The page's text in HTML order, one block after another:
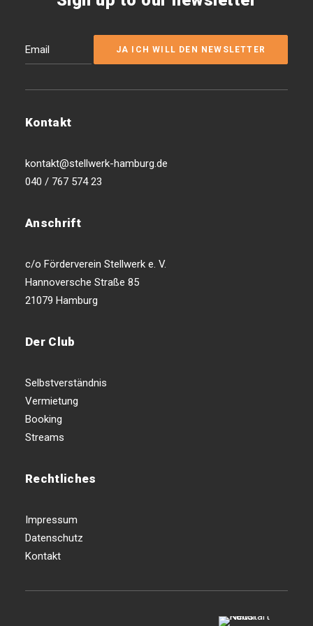
Kontakt
kontakt@stellwerk-hamburg.de
040 / 767 574 23
Anschrift
c/o Förderverein Stellwerk e. V.
Hannoversche Straße 85
21079 Hamburg
Der Club
Selbstverständnis
Vermietung
Booking
Streams
Rechtliches
Impressum
Datenschutz
Kontakt